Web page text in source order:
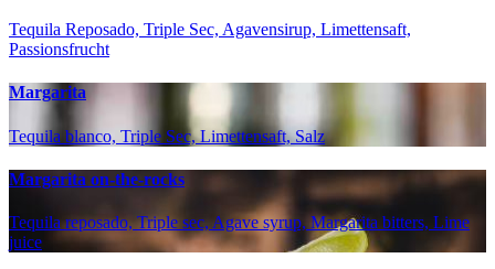
Tequila Reposado, Triple Sec, Agavensirup, Limettensaft,
Passionsfrucht
Margarita
Tequila blanco, Triple Sec, Limettensaft, Salz
Margarita on-the-rocks
Tequila reposado, Triple sec, Agave syrup, Margarita bitters, Lime
juice